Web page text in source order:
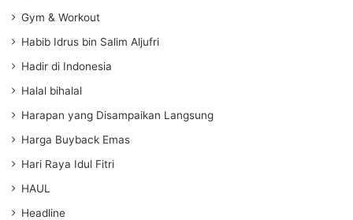
Gym & Workout
Habib Idrus bin Salim Aljufri
Hadir di Indonesia
Halal bihalal
Harapan yang Disampaikan Langsung
Harga Buyback Emas
Hari Raya Idul Fitri
HAUL
Headline